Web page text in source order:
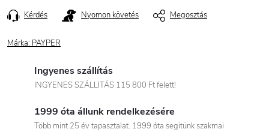
Kérdés Nyomon követés Megosztás
Márka: PAYPER
Ingyenes szállítás
INGYENES SZÁLLITÁS 115 800 Ft felett!
1999 óta állunk rendelkezésére
Több mint 25 év tapasztalat. 1999 óta segitünk szakmai